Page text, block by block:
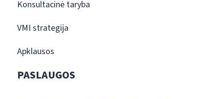
Konsultacinė taryba
VMI strategija
Apklausos
PASLAUGOS